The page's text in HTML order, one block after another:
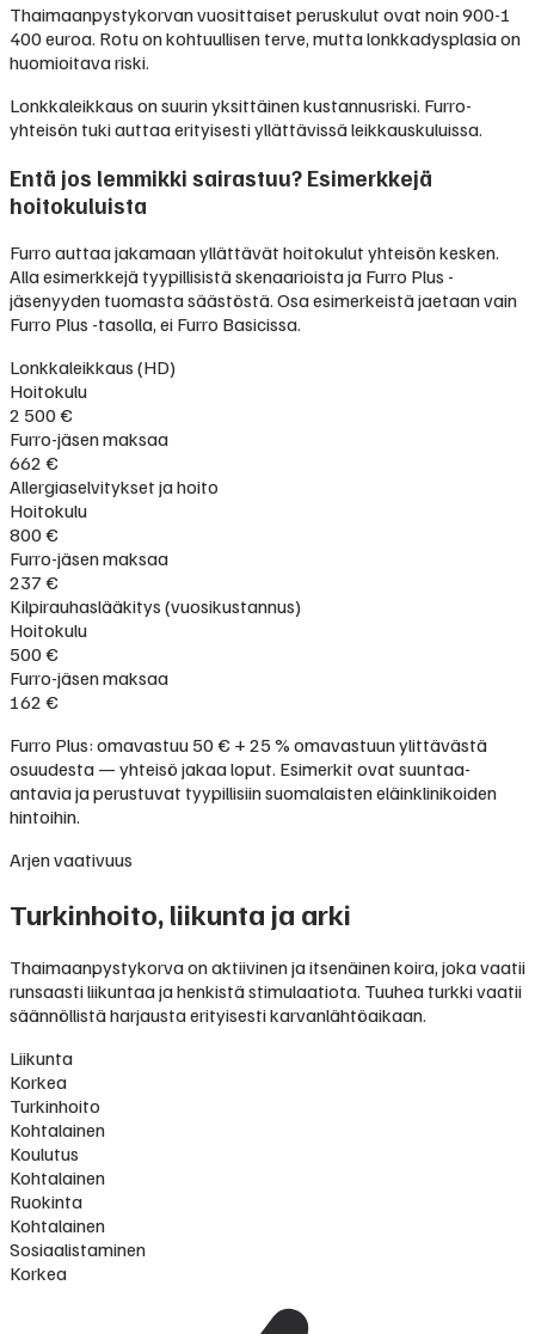
Thaimaanpystykorvan vuosittaiset peruskulut ovat noin 900-1
400 euroa. Rotu on kohtuullisen terve, mutta lonkkadysplasia on
huomioitava riski.
Lonkkaleikkaus on suurin yksittäinen kustannusriski. Furro-
yhteisön tuki auttaa erityisesti yllättävissä leikkauskuluissa.
Entä jos lemmikki sairastuu? Esimerkkejä
hoitokuluista
Furro auttaa jakamaan yllättävät hoitokulut yhteisön kesken.
Alla esimerkkejä tyypillisistä skenaarioista ja Furro Plus -
jäsenyyden tuomasta säästöstä. Osa esimerkeistä jaetaan vain
Furro Plus -tasolla, ei Furro Basicissa.
Lonkkaleikkaus (HD)
Hoitokulu
2 500 €
Furro-jäsen maksaa
662 €
Allergiaselvitykset ja hoito
Hoitokulu
800 €
Furro-jäsen maksaa
237 €
Kilpirauhaslääkitys (vuosikustannus)
Hoitokulu
500 €
Furro-jäsen maksaa
162 €
Furro Plus: omavastuu 50 € + 25 % omavastuun ylittävästä
osuudesta — yhteisö jakaa loput. Esimerkit ovat suuntaa-
antavia ja perustuvat tyypillisiin suomalaisten eläinklinikoiden
hintoihin.
Arjen vaativuus
Turkinhoito, liikunta ja arki
Thaimaanpystykorva on aktiivinen ja itsenäinen koira, joka vaatii
runsaasti liikuntaa ja henkistä stimulaatiota. Tuuhea turkki vaatii
säännöllistä harjausta erityisesti karvanlähtöaikaan.
Liikunta
Korkea
Turkinhoito
Kohtalainen
Koulutus
Kohtalainen
Ruokinta
Kohtalainen
Sosiaalistaminen
Korkea